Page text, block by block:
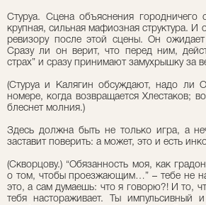
Стуруа. Сцена объяснения городничего
крупная, сильная мафиозная структура. И
ревизору после этой сцены. Он ожидает
Сразу ли он верит, что перед ним,
страх” и сразу принимают замухрышку за
(Стуруа и Калягин обсуждают, надо ли
номере, когда возвращается Хлестаков;
блеснет молния.)
Здесь должна быть не только игра, а
заставит поверить: а может, это и есть
(Скворцову.) “Обязанность моя, как
о том, чтобы проезжающим…” – тебе не
это, а сам думаешь: что я говорю?! И то,
тебя настораживает. Ты импульсивный